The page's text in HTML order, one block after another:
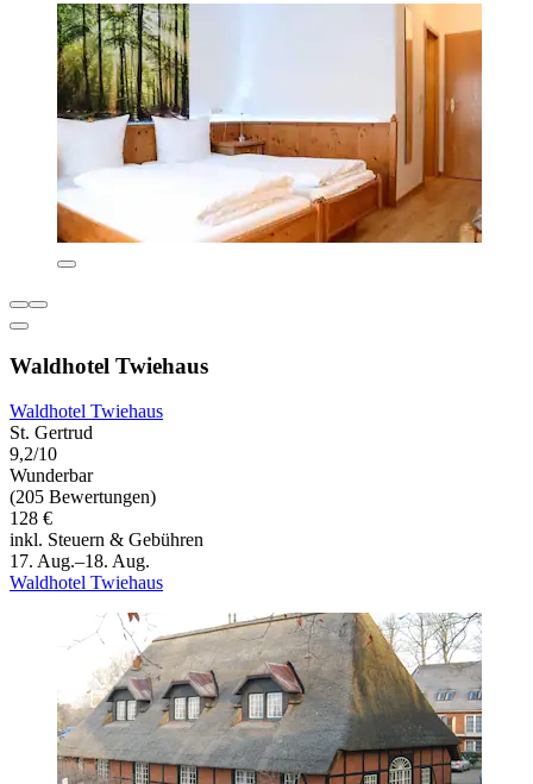
Waldhotel Twiehaus
Waldhotel Twiehaus
St. Gertrud
9,2/10
Wunderbar
(205 Bewertungen)
128 €
inkl. Steuern & Gebühren
17. Aug.–18. Aug.
Waldhotel Twiehaus